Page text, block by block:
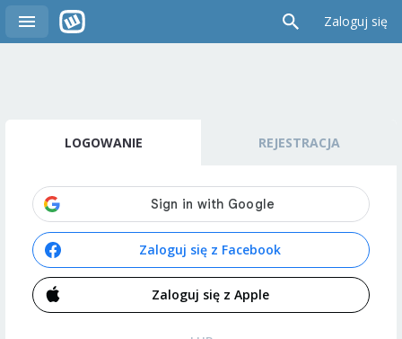
Zaloguj się
LOGOWANIE REJESTRACJA
Zaloguj się z Facebook
Zaloguj się z Apple